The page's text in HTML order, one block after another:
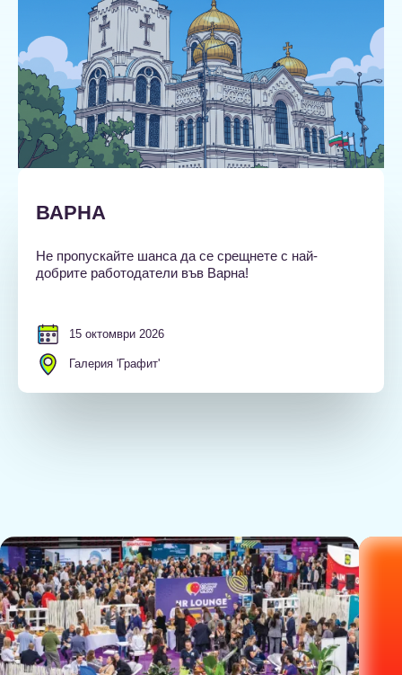
ВАРНА
Не пропускайте шанса да се срещнете с най-
добрите работодатели във Варна!
15 октомври 2026
Галерия 'Графит'